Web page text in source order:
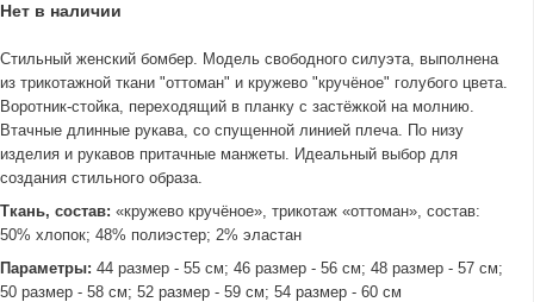
Нет в наличии
Стильный женский бомбер. Модель свободного силуэта, выполнена
из трикотажной ткани "оттоман" и кружево "кручёное" голубого цвета.
Воротник-стойка, переходящий в планку с застёжкой на молнию.
Втачные длинные рукава, со спущенной линией плеча. По низу
изделия и рукавов притачные манжеты. Идеальный выбор для
создания стильного образа.
Ткань, состав: «кружево кручёное», трикотаж «оттоман», состав:
50% хлопок; 48% полиэстер; 2% эластан
Параметры: 44 размер - 55 см; 46 размер - 56 см; 48 размер - 57 см;
50 размер - 58 см; 52 размер - 59 см; 54 размер - 60 см